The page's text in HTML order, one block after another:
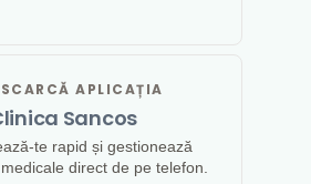
APLICAȚIA
Sancos
te rapid și gestionează
direct de pe telefon.